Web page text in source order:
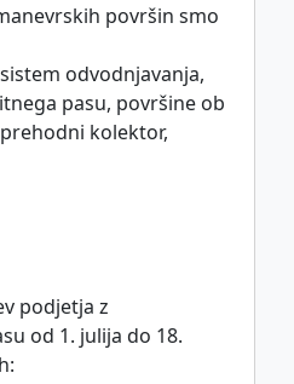
površin smo
odvodnjavanja,
pasu, površine ob
kolektor,
podjetja z
od 1. julija do 18.